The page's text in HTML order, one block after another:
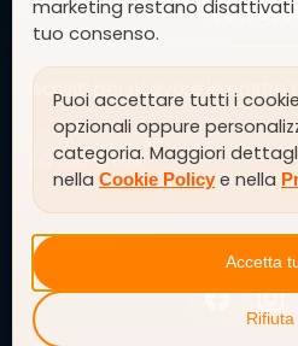
marketing restano disattivati
tuo consenso.
Puoi accettare tutti i
opzionali oppure
categoria. Maggiori
nella Cookie Policy e nella
Accetta
Rifiuta
Iscriviti per ricevere le
SEGUICI